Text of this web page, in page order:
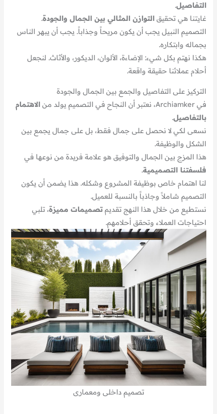
التفاصيل.
غايتنا هي تحقيقالتوازن المثالي بين الجمال والجودة.
التصميم النبيل يجب أن يكون مريحاً وجذاباً. يجب أن يبهر الناس
بجماله وابتكاره.
هكذا نهتم بكل شيء: الإضاءة، الألوان، الديكور، والأثاث. لنجعل
أحلام عملائنا حقيقة واقعة.
التركيز على التفاصيل والجمع بين الجمال والجودة
في Archiamker، نعتبر أن النجاح في التصميم يولد من
الاهتمام
بالتفاصيل.
نسعى لكي لا نحصل على جمال فقط، بل على جمال يجمع بين
الشكل والوظيفة.
هذا المزج بين الجمال والتوفيق هو علامة فريدة من نوعها في
فلسفتنا التصميمية.
لنا اهتمام خاص بوظيفة المشروع وشكله. هذا يضمن أن يكون
التصميم شاملاً وجاذباً بالنسبة للعميل.
نستطيع من خلال هذا النهج تقديمتصميمات مميزة، تلبي
احتياجات العملاء وتحقق أحلامهم.
تصميم داخلى ومعمارى